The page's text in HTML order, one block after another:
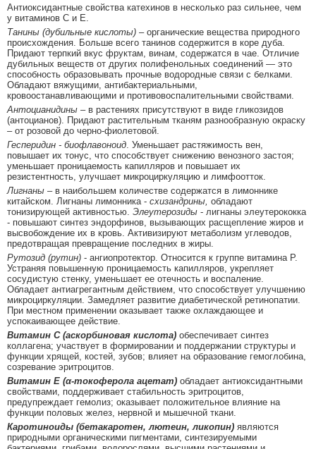
Антиоксидантные свойства катехинов в несколько раз сильнее, чем
у витаминов С и Е.
Танины (дубильные кислоты) – органические вещества природного
происхождения. Больше всего танинов содержится в коре дуба.
Придают терпкий вкус фруктам, винам, содержатся в чае. Отличие
дубильных веществ от других полифенольных соединений — это
способность образовывать прочные водородные связи с белками.
Обладают вяжущими, антибактериальными,
кровоостанавливающими и противовоспалительными свойствами.
Антоцианидины – в растениях присутствуют в виде гликозидов
(антоцианов). Придают растительным тканям разнообразную окраску
– от розовой до черно-фиолетовой.
Гесперидин - биофлавоноид. Уменьшает растяжимость вен,
повышает их тонус, что способствует снижению венозного застоя;
уменьшает проницаемость капилляров и повышает их
резистентность, улучшает микроциркуляцию и лимфоотток.
Лигнаны – в наибольшем количестве содержатся в лимоннике
китайском. Лигнаны лимонника - схизандрины, обладают
тонизирующей активностью. Элеутерозиды - лигнаны элеутерококка
- повышают синтез эндорфинов, вызывающих расщепление жиров и
высвобождение их в кровь. Активизируют метаболизм углеводов,
предотвращая превращение последних в жиры.
Рутозид (рутин) - ангиопротектор. Относится к группе витамина P.
Устраняя повышенную проницаемость капилляров, укрепляет
сосудистую стенку, уменьшает ее отечность и воспаление.
Обладает антиагрегантным действием, что способствует улучшению
микроциркуляции. Замедляет развитие диабетической ретинопатии.
При местном применении оказывает также охлаждающее и
успокаивающее действие.
Витамин С (аскорбиновая кислота) обеспечивает синтез
коллагена; участвует в формировании и поддержании структуры и
функции хрящей, костей, зубов; влияет на образование гемоглобина,
созревание эритроцитов.
Витамин Е (α-токоферола ацетат) обладает антиоксидантными
свойствами, поддерживает стабильность эритроцитов,
предупреждает гемолиз; оказывает положительное влияние на
функции половых желез, нервной и мышечной ткани.
Каротиноиды (бетакаротен, лютеин, ликопин) являются
природными органическими пигментами, синтезируемыми